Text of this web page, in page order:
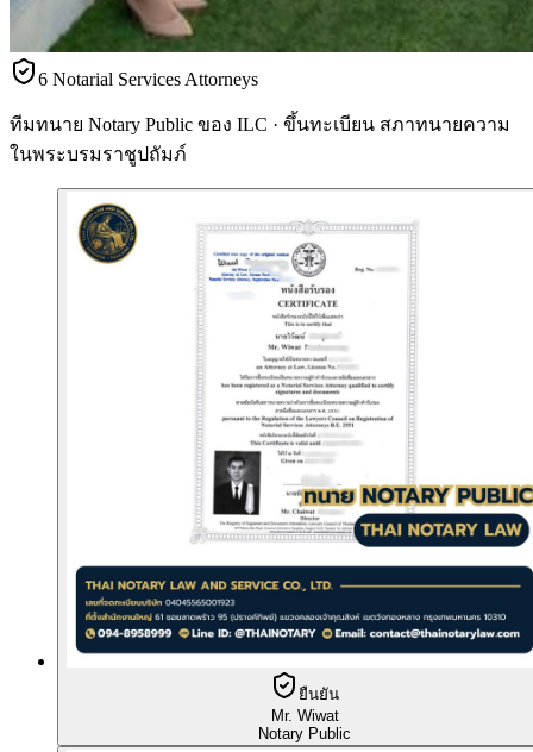
6 Notarial Services Attorneys
ทีมทนาย Notary Public ของ ILC · ขึ้นทะเบียน สภาทนายความ
ในพระบรมราชูปถัมภ์
ยืนยัน
Mr. Wiwat
Notary Public